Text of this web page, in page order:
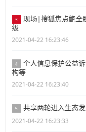
3
现场|搜狐焦点鲍全
级
2021-04-22 16:23:46
4
个人信息保护公益
构等
2021-04-22 16:23:40
5 共享两轮进入生态
2021-04-22 16:23:33